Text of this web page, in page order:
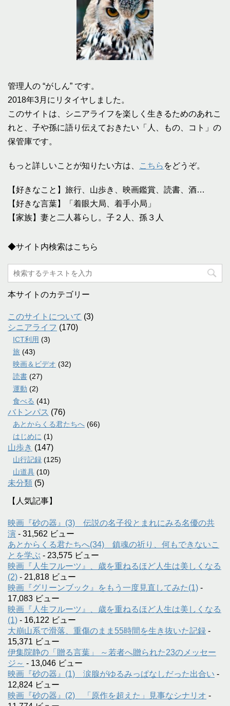
管理人の “がしん” です。
2018年3月にリタイヤしました。
このサイトは、シニアライフを楽しく生きるためのあれこ
れと、子や孫に語り伝えておきたい「人、もの、コト」の
保管庫です。
もっと詳しいことが知りたい方は、 こちら をどうぞ。
【好きなこと】旅行、山歩き、映画鑑賞、読書、酒…
【好きな言葉】「着眼大局、着手小局」
【家族】妻と二人暮らし。子２人、孫３人
◆サイト内検索はこちら
本サイトのカテゴリー
このサイトについて (3)
シニアライフ (170)
ICT利用 (3)
旅 (43)
映画＆ビデオ (32)
読書 (27)
運動 (2)
食べる (41)
バトンパス (76)
あとからくる君たちへ (66)
はじめに (1)
山歩き (147)
山行記録 (125)
山道具 (10)
未分類 (5)
【人気記事】
映画『砂の器』(3) 伝説の名子役とまれにみる名優の共
演 - 31,562 ビュー
あとからくる君たちへ(34) 鎮魂の祈り、何もできないこ
とを学ぶ - 23,575 ビュー
映画『人生フルーツ』、歳を重ねるほど人生は美しくなる
(2) - 21,818 ビュー
映画『グリーンブック』をもう一度見直してみた(1) -
17,083 ビュー
映画『人生フルーツ』、歳を重ねるほど人生は美しくなる
(1) - 16,122 ビュー
大崩山系で滑落、重傷のまま55時間を生き抜いた記録 -
15,371 ビュー
伊集院静の「贈る言葉」 ～若者へ贈られた23のメッセー
ジ～ - 13,046 ビュー
映画『砂の器』(1) 涙腺がゆるみっぱなしだった出合い -
12,824 ビュー
映画『砂の器』(2) 「原作を超えた」見事なシナリオ -